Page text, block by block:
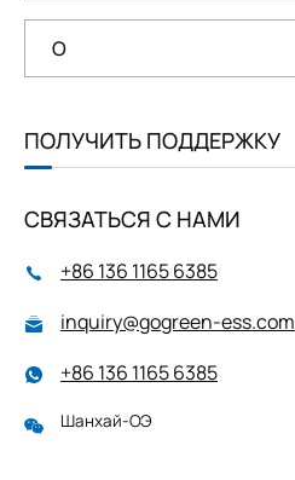
О
ПОЛУЧИТЬ ПОДДЕРЖКУ
СВЯЗАТЬСЯ С НАМИ
+86 136 1165 6385
inquiry@gogreen-ess.com
+86 136 1165 6385
Шанхай-ОЭ